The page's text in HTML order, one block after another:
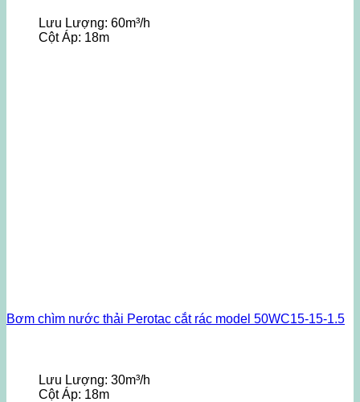
Lưu Lượng: 60m³/h
Cột Áp: 18m
Bơm chìm nước thải Perotac cắt rác model 50WC15-15-1.5
Lưu Lượng: 30m³/h
Cột Áp: 18m